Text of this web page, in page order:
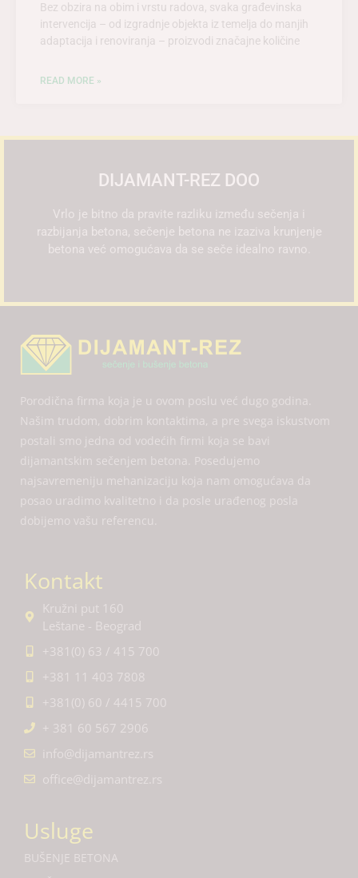
Bez obzira na obim i vrstu radova, svaka građevinska
intervencija – od izgradnje objekta iz temelja do manjih
adaptacija i renoviranja – proizvodi značajne količine
READ MORE »
DIJAMANT-REZ DOO
Vrlo je bitno da pravite razliku između sečenja i
razbijanja betona, sečenje betona ne izaziva krunjenje
betona već omogućava da se seče idealno ravno.
Porodična firma koja je u ovom poslu već dugo godina.
Našim trudom, dobrim kontaktima, a pre svega iskustvom
postali smo jedna od vodećih firmi koja se bavi
dijamantskim sečenjem betona. Posedujemo
najsavremeniju mehanizaciju koja nam omogućava da
posao uradimo kvalitetno i da posle urađenog posla
dobijemo vašu referencu.
Kontakt
Kružni put 160
Leštane - Beograd
+381(0) 63 / 415 700
+381 11 403 7808
+381(0) 60 / 4415 700
+ 381 60 567 2906
info@dijamantrez.rs
office@dijamantrez.rs
Usluge
BUŠENJE BETONA